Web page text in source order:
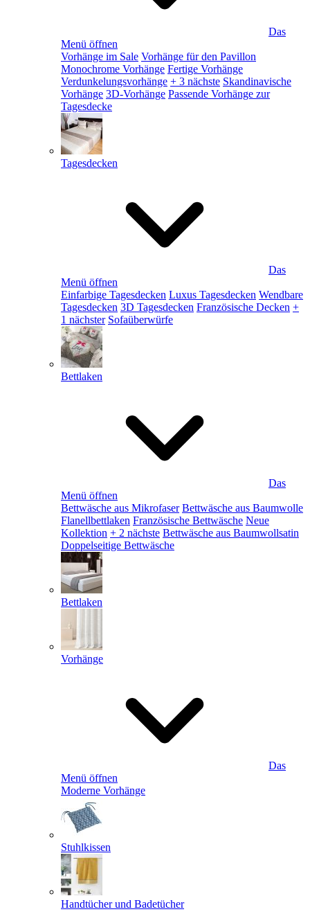
Das
Menü öffnen
Vorhänge im Sale Vorhänge für den Pavillon
Monochrome Vorhänge Fertige Vorhänge
Verdunkelungsvorhänge + 3 nächste Skandinavische
Vorhänge 3D-Vorhänge Passende Vorhänge zur
Tagesdecke
Tagesdecken
Das
Menü öffnen
Einfarbige Tagesdecken Luxus Tagesdecken Wendbare
Tagesdecken 3D Tagesdecken Französische Decken +
1 nächster Sofaüberwürfe
Bettlaken
Das
Menü öffnen
Bettwäsche aus Mikrofaser Bettwäsche aus Baumwolle
Flanellbettlaken Französische Bettwäsche Neue
Kollektion + 2 nächste Bettwäsche aus Baumwollsatin
Doppelseitige Bettwäsche
Bettlaken
Vorhänge
Das
Menü öffnen
Moderne Vorhänge
Stuhlkissen
Handtücher und Badetücher